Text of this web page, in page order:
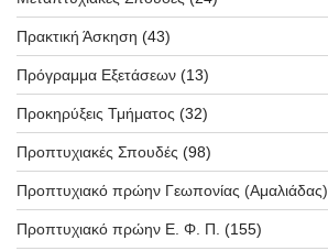
Πρακτική Άσκηση (43)
Πρόγραμμα Εξετάσεων (13)
Προκηρύξεις Τμήματος (32)
Προπτυχιακές Σπουδές (98)
Προπτυχιακό πρώην Γεωπονίας (Αμαλιάδας)
Προπτυχιακό πρώην Ε. Φ. Π. (155)